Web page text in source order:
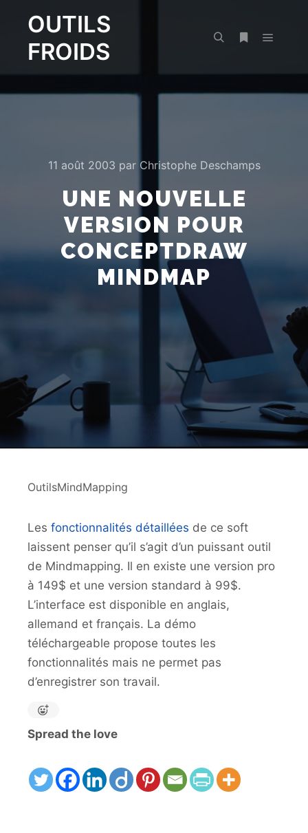
OUTILS
FROIDS
11 août 2003 par Christophe Deschamps
UNE NOUVELLE
VERSION POUR
CONCEPTDRAW
MINDMAP
OutilsMindMapping
Les fonctionnalités détaillées de ce soft
laissent penser qu’il s’agit d’un puissant outil
de Mindmapping. Il en existe une version pro
à 149$ et une version standard à 99$.
L’interface est disponible en anglais,
allemand et français. La démo
téléchargeable propose toutes les
fonctionnalités mais ne permet pas
d’enregistrer son travail.
Spread the love